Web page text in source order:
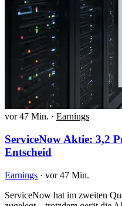
vor 47 Min. · Earnings
ServiceNow Aktie: 3,2
Entscheid
Earnings · vor 47 Min.
ServiceNow hat im zweiten